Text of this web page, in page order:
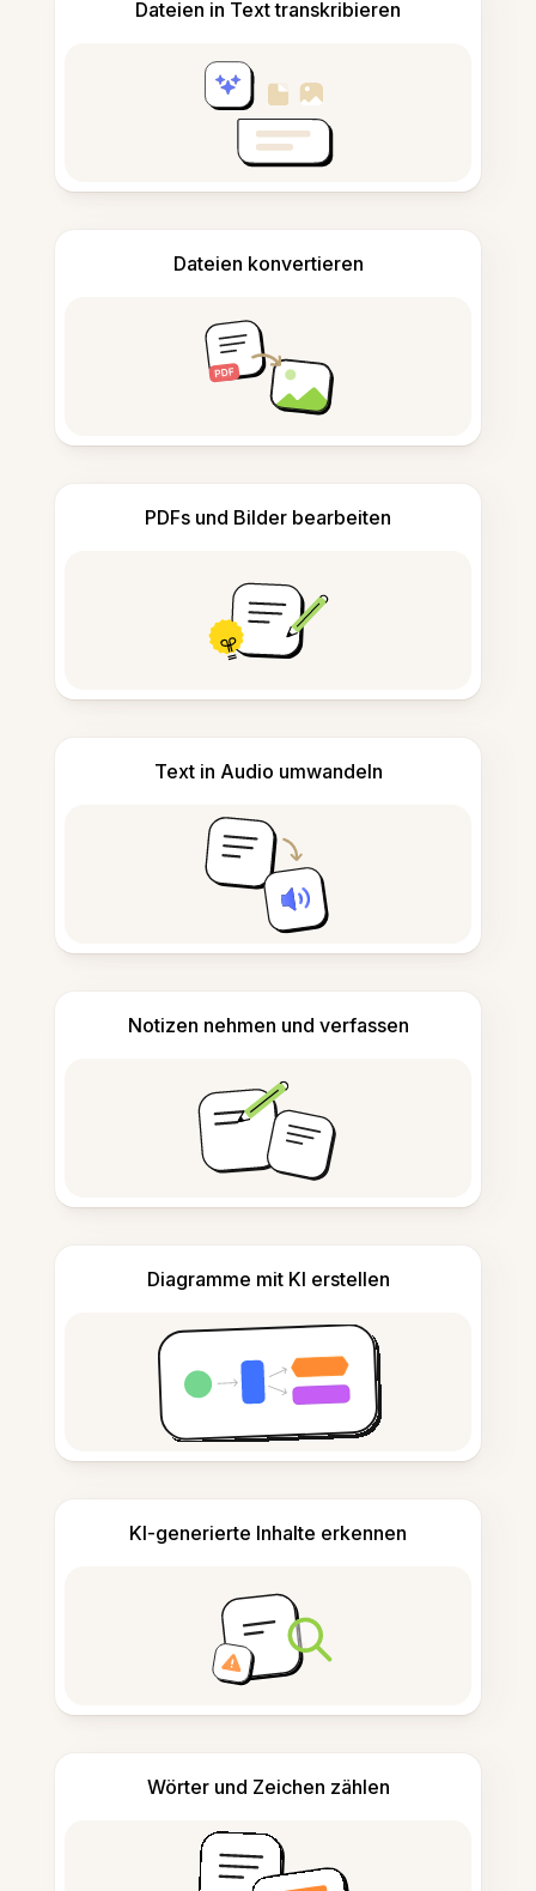
Dateien in Text transkribieren
Dateien konvertieren
PDFs und Bilder bearbeiten
Text in Audio umwandeln
Notizen nehmen und verfassen
Diagramme mit KI erstellen
KI-generierte Inhalte erkennen
Wörter und Zeichen zählen